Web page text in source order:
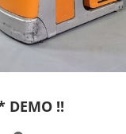
DEMO !!